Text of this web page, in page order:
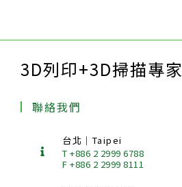
3D列印+3D掃描專家
聯絡我們
台北｜Taipei
T +886 2 2999 6788
F +886 2 2999 8111